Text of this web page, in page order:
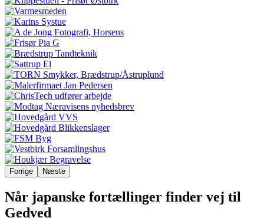
Forrige Næste
Når japanske fortællinger finder vej til
Gedved